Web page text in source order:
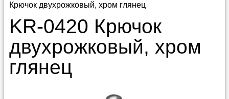
Крючок двухрожковый, хром глянец
KR-0420 Крючок
двухрожковый, хром
глянец